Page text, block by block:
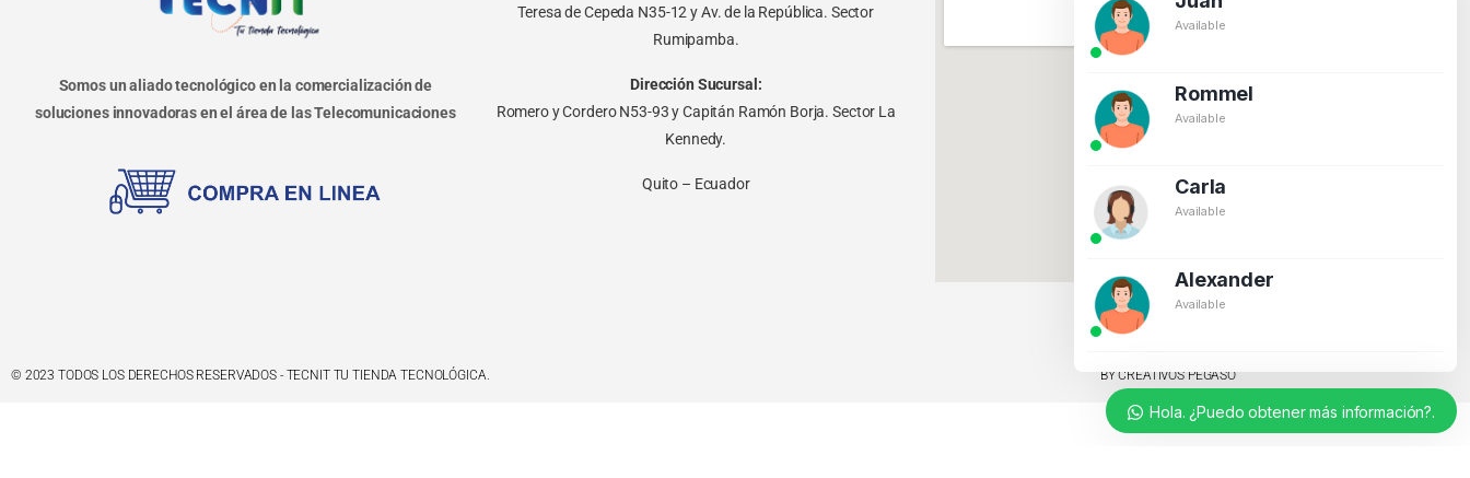
Somos un aliado tecnológico en la comercialización de
soluciones innovadoras en el área de las Telecomunicaciones
Teresa de Cepeda N35-12 y Av. de la República. Sector
Rumipamba.
Dirección Sucursal:
Romero y Cordero N53-93 y Capitán Ramón Borja. Sector La
Kennedy.
Quito – Ecuador
© 2023 TODOS LOS DERECHOS RESERVADOS - TECNIT TU TIENDA TECNOLÓGICA. BY CREATIVOS PEGASO
Available
Rommel
Available
Carla
Available
Alexander
Available
Hola. ¿Puedo obtener más información?.